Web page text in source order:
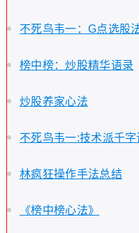
不死鸟韦一：G点选股
榜中榜：炒股精华语录
炒股养家心法
不死鸟韦一:技术派千字
林疯狂操作手法总结
《榜中榜心法》